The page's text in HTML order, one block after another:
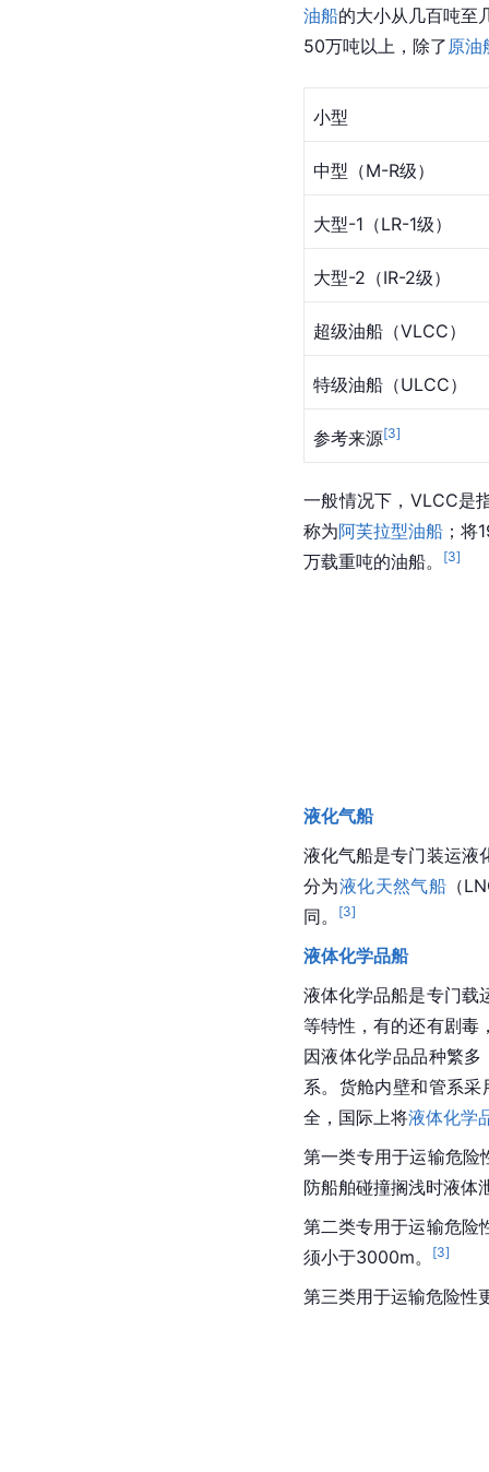
油船的大小从几百吨至
50万吨以上，除了原油
小型
中型（M-R级）
大型-1（LR-1级）
大型-2（IR-2级）
超级油船（VLCC）
特级油船（ULCC）
参考来源[3]
一般情况下，VLCC是
称为阿芙拉型油船 ；将
万载重吨的油船。
[3]
液化气船
液化气船是专门装运液
分为液化天然气船 （
同。
[3]
液体化学品船
液体化学品船是专门载
等特性，有的还有剧毒
因液体化学品品种繁
系。货舱内壁和管系采
全，国际上将液体化学
第一类专用于运输危险
防船舶碰撞搁浅时液体
第二类专用于运输危险
须小于3000m。
[3]
第三类用于运输危险性